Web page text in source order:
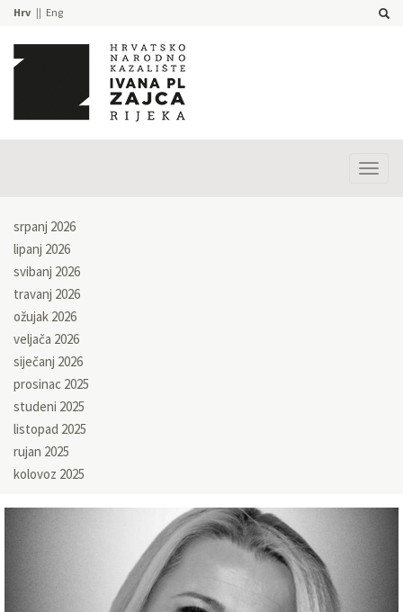
Hrv Eng
srpanj 2026
lipanj 2026
svibanj 2026
travanj 2026
ožujak 2026
veljača 2026
siječanj 2026
prosinac 2025
studeni 2025
listopad 2025
rujan 2025
kolovoz 2025